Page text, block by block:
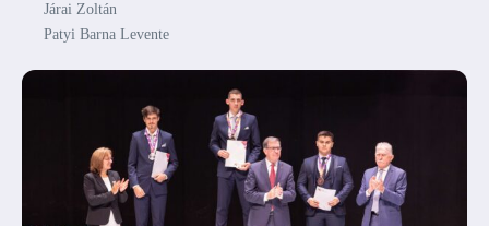
Járai Zoltán
Patyi Barna Levente